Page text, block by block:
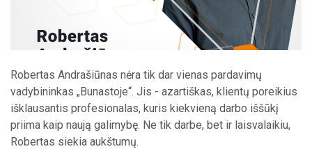
Robertas Andrašiūnas nėra tik dar vienas pardavimų
vadybininkas „Bunastoje“. Jis - azartiškas, klientų poreikius
išklausantis profesionalas, kuris kiekvieną darbo iššūkį
priima kaip naują galimybę. Ne tik darbe, bet ir laisvalaikiu,
Robertas siekia aukštumų.